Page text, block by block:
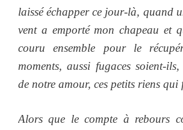
laissé échapper ce jour-là, quand
vent a emporté mon chapeau et
couru ensemble pour le
moments, aussi fugaces soient-
de notre amour, ces petits riens qui
Alors que le compte à rebours